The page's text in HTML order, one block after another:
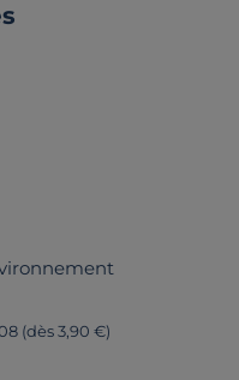
(dès 3,90 €)